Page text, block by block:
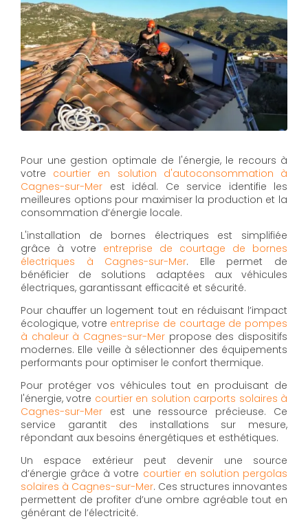
Pour une gestion optimale de l'énergie, le recours à
votre courtier en solution d'autoconsommation à
Cagnes-sur-Mer est idéal. Ce service identifie les
meilleures options pour maximiser la production et la
consommation d’énergie locale.
L'installation de bornes électriques est simplifiée
grâce à votre entreprise de courtage de bornes
électriques à Cagnes-sur-Mer. Elle permet de
bénéficier de solutions adaptées aux véhicules
électriques, garantissant efficacité et sécurité.
Pour chauffer un logement tout en réduisant l’impact
écologique, votre entreprise de courtage de pompes
à chaleur à Cagnes-sur-Mer propose des dispositifs
modernes. Elle veille à sélectionner des équipements
performants pour optimiser le confort thermique.
Pour protéger vos véhicules tout en produisant de
l'énergie, votre courtier en solution carports solaires à
Cagnes-sur-Mer est une ressource précieuse. Ce
service garantit des installations sur mesure,
répondant aux besoins énergétiques et esthétiques.
Un espace extérieur peut devenir une source
d’énergie grâce à votre courtier en solution pergolas
solaires à Cagnes-sur-Mer. Ces structures innovantes
permettent de profiter d’une ombre agréable tout en
générant de l’électricité.